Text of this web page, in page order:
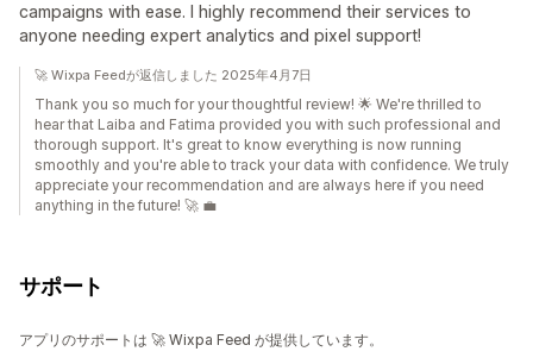
campaigns with ease. I highly recommend their services to
anyone needing expert analytics and pixel support!
🚀 Wixpa Feedが返信しました 2025年4月7日
Thank you so much for your thoughtful review! 🌟 We're thrilled to
hear that Laiba and Fatima provided you with such professional and
thorough support. It's great to know everything is now running
smoothly and you're able to track your data with confidence. We truly
appreciate your recommendation and are always here if you need
anything in the future! 🚀 💼
サポート
アプリのサポートは 🚀 Wixpa Feed が提供しています。